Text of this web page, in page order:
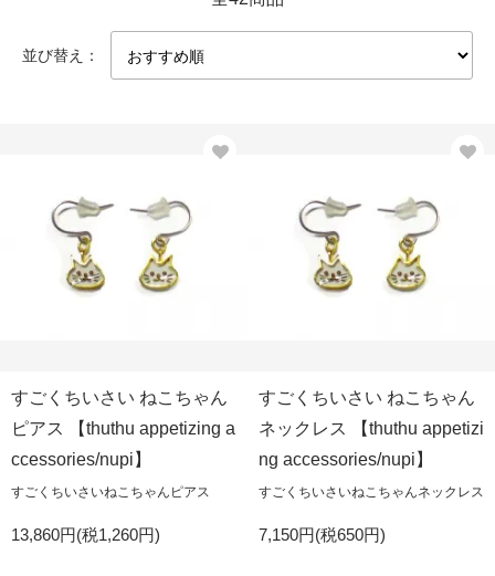
並び替え：
すごくちいさい ねこちゃん
ピアス 【thuthu appetizing a
ccessories/nupi】
すごくちいさいねこちゃんピアス
13,860円(税1,260円)
すごくちいさい ねこちゃん
ネックレス 【thuthu appetizi
ng accessories/nupi】
すごくちいさいねこちゃんネックレス
7,150円(税650円)